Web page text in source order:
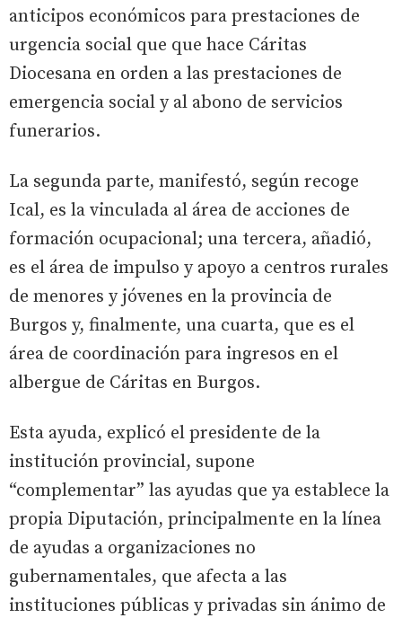
anticipos económicos para prestaciones de
urgencia social que que hace Cáritas
Diocesana en orden a las prestaciones de
emergencia social y al abono de servicios
funerarios.
La segunda parte, manifestó, según recoge
Ical, es la vinculada al área de acciones de
formación ocupacional; una tercera, añadió,
es el área de impulso y apoyo a centros rurales
de menores y jóvenes en la provincia de
Burgos y, finalmente, una cuarta, que es el
área de coordinación para ingresos en el
albergue de Cáritas en Burgos.
Esta ayuda, explicó el presidente de la
institución provincial, supone
“complementar” las ayudas que ya establece la
propia Diputación, principalmente en la línea
de ayudas a organizaciones no
gubernamentales, que afecta a las
instituciones públicas y privadas sin ánimo de